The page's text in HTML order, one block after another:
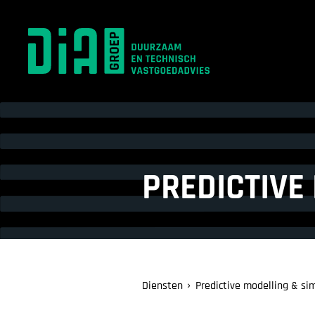
Diensten Predictive modelling &